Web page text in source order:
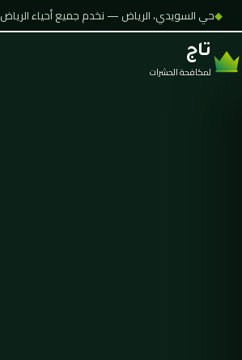
◆حي السويدي، الرياض — نخدم جميع أحياء الرياض
تاج
لمكافحة الحشرات